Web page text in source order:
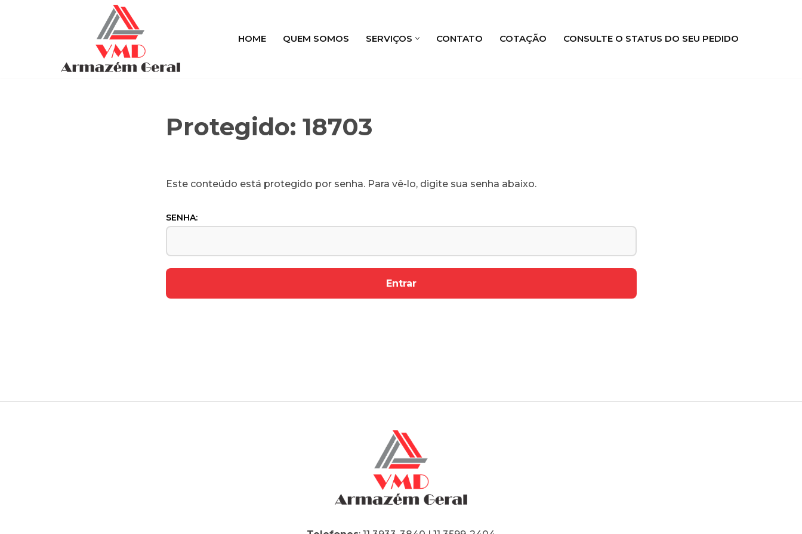
HOME QUEM SOMOS SERVIÇOS CONTATO COTAÇÃO CONSULTE O STATUS DO SEU PEDIDO
Protegido: 18703
Este conteúdo está protegido por senha. Para vê-lo, digite sua senha abaixo.
SENHA: